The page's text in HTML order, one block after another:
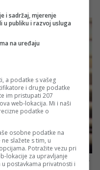
i sadržaj, mjerenje
u publiku i razvoj usluga
na uređaju
a podatke s vašeg
i druge podatke
im pristupati 207
web-lokacija. Mi i naši
podatke o
osobne podatke na
slažete s tim, u
Potražite vezu pri
lokacije za upravljanje
postavkama privatnosti i